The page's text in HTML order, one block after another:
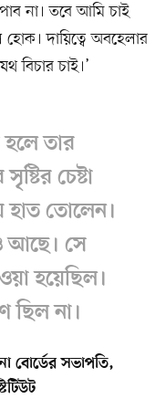
না। তবে আমি চাই
দায়িত্বে অবহেলার
বিচার চাই।’
তার
চেষ্টা
হাত তোলেন।
আছে। সে
হয়েছিল।
না।
সভাপতি,